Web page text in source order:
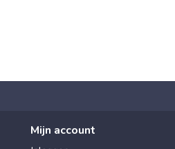
Mijn account